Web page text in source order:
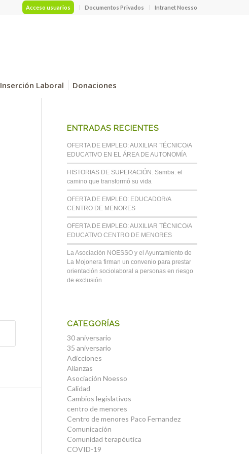
Acceso usuarios Documentos Privados Intranet Noesso
Inserción Laboral Donaciones
ENTRADAS RECIENTES
OFERTA DE EMPLEO: AUXILIAR TÉCNICO/A
EDUCATIVO EN EL ÁREA DE AUTONOMÍA
HISTORIAS DE SUPERACIÓN. Samba: el
camino que transformó su vida
OFERTA DE EMPLEO: EDUCADOR/A
CENTRO DE MENORES
OFERTA DE EMPLEO: AUXILIAR TÉCNICO/A
EDUCATIVO CENTRO DE MENORES
La Asociación NOESSO y el Ayuntamiento de
La Mojonera firman un convenio para prestar
orientación sociolaboral a personas en riesgo
de exclusión
CATEGORÍAS
30 aniversario
35 aniversario
Adicciones
Alianzas
Asociación Noesso
Calidad
Cambios legislativos
centro de menores
Centro de menores Paco Fernandez
Comunicación
Comunidad terapéutica
COVID-19